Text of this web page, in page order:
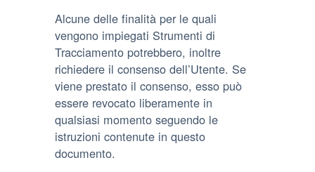
Alcune delle finalità per le quali
vengono impiegati Strumenti di
Tracciamento potrebbero, inoltre
richiedere il consenso dell’Utente. Se
viene prestato il consenso, esso può
essere revocato liberamente in
qualsiasi momento seguendo le
istruzioni contenute in questo
documento.